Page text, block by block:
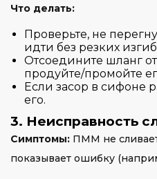
Что делать:
Проверьте, не
идти без резких
Отсоедините шланг
продуйте/промойте
Если засор в сифоне
его.
3. Неисправность
Симптомы: ПММ не
показывает ошибку